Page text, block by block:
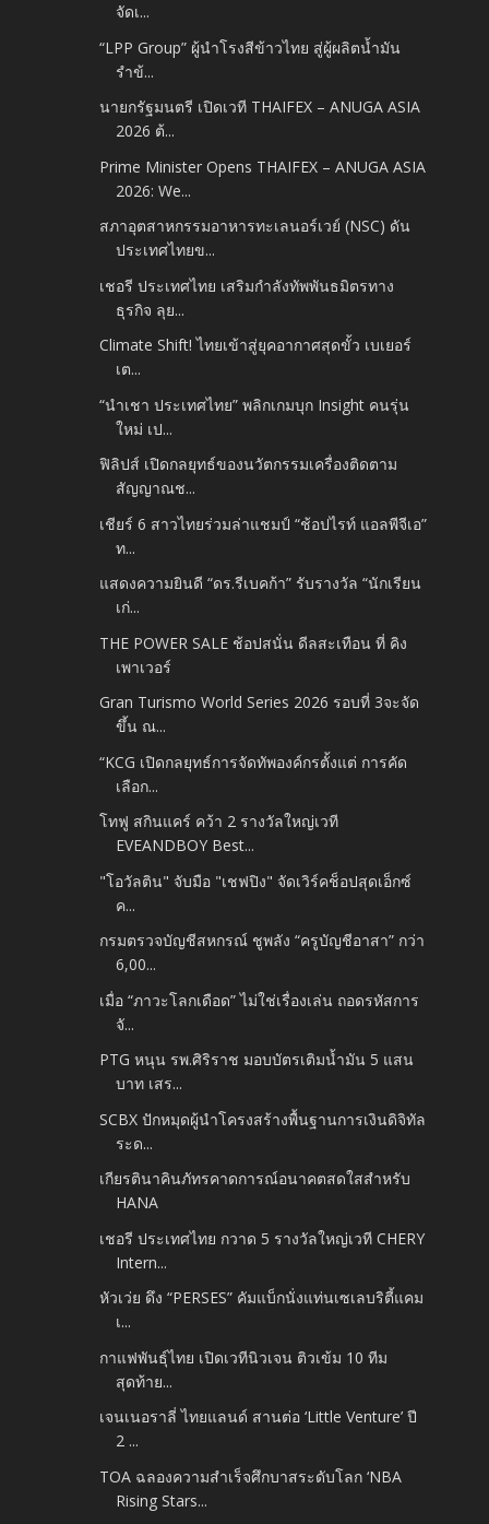
จัดเ...
“LPP Group” ผู้นำโรงสีข้าวไทย สู่ผู้ผลิตน้ำมัน
รำข้...
นายกรัฐมนตรี เปิดเวที THAIFEX – ANUGA ASIA
2026 ต้...
Prime Minister Opens THAIFEX – ANUGA ASIA
2026: We...
สภาอุตสาหกรรมอาหารทะเลนอร์เวย์ (NSC) ดัน
ประเทศไทยข...
เชอรี ประเทศไทย เสริมกำลังทัพพันธมิตรทาง
ธุรกิจ ลุย...
Climate Shift! ไทยเข้าสู่ยุคอากาศสุดขั้ว เบเยอร์
เต...
“นำเชา ประเทศไทย” พลิกเกมบุก Insight คนรุ่น
ใหม่ เป...
ฟิลิปส์ เปิดกลยุทธ์ของนวัตกรรมเครื่องติดตาม
สัญญาณช...
เชียร์ 6 สาวไทยร่วมล่าแชมป์ “ช้อปไรท์ แอลพีจีเอ”
ท...
แสดงความยินดี “ดร.รีเบคก้า” รับรางวัล “นักเรียน
เก่...
THE POWER SALE ช้อปสนั่น ดีลสะเทือน ที่ คิง
เพาเวอร์
Gran Turismo World Series 2026 รอบที่ 3จะจัด
ขึ้น ณ...
“KCG เปิดกลยุทธ์การจัดทัพองค์กรตั้งแต่ การคัด
เลือก...
โทฟู สกินแคร์ คว้า 2 รางวัลใหญ่เวที
EVEANDBOY Best...
"โอวัลติน" จับมือ "เชฟปิง" จัดเวิร์คช็อปสุดเอ็กซ์
ค...
กรมตรวจบัญชีสหกรณ์ ชูพลัง “ครูบัญชีอาสา” กว่า
6,00...
เมื่อ “ภาวะโลกเดือด” ไม่ใช่เรื่องเล่น ถอดรหัสการ
จั...
PTG หนุน รพ.ศิริราช มอบบัตรเติมน้ำมัน 5 แสน
บาท เสร...
SCBX ปักหมุดผู้นำโครงสร้างพื้นฐานการเงินดิจิทัล
ระด...
เกียรตินาคินภัทรคาดการณ์อนาคตสดใสสำหรับ
HANA
เชอรี ประเทศไทย กวาด 5 รางวัลใหญ่เวที CHERY
Intern...
หัวเว่ย ดึง “PERSES” คัมแบ็กนั่งแท่นเซเลบริตี้แคม
เ...
กาแฟพันธุ์ไทย เปิดเวทีนิวเจน ติวเข้ม 10 ทีม
สุดท้าย...
เจนเนอราลี่ ไทยแลนด์ สานต่อ ‘Little Venture’ ปี
2 ...
TOA ฉลองความสำเร็จศึกบาสระดับโลก ‘NBA
Rising Stars...